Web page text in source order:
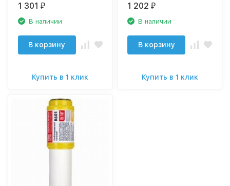
смола
1 301 ₽
В наличии
В корзину
Купить в 1 клик
1 202 ₽
В наличии
В корзину
Купить в 1 клик